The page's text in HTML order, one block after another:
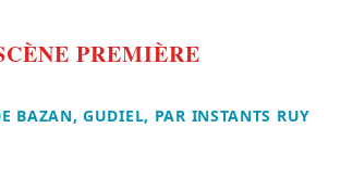
PREMIÈRE
BAZAN, GUDIEL, PAR INSTANTS RUY